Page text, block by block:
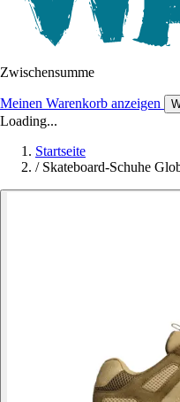
Zwischensumme
Meinen Warenkorb anzeigen
Loading...
Startseite
/ Skateboard-Schuhe